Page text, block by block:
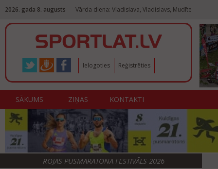
2026. gada 8. augusts Vārda diena: Vladislava, Vladislavs, Mudīte
Ielogoties Reģistrēties
SĀKUMS ZIŅAS KONTAKTI
ROJAS PUSMARATONA FESTIVĀLS 2026